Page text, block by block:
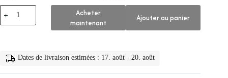
quantité
de
💅
Ongles
Acheter
maintenant
Ajouter au panier
Dates de livraison estimées : 17. août - 20. août